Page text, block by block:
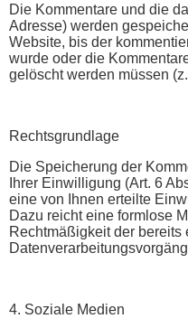
Die Kommentare und die
Adresse) werden
Website, bis der
wurde oder die
gelöscht werden müssen
Rechtsgrundlage
Die Speicherung der
Ihrer Einwilligung (Art. 6
eine von Ihnen erteilte
Dazu reicht eine formlose
Rechtmäßigkeit der bereits
4. Soziale Medien